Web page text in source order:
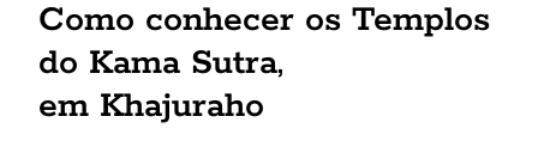
Como conhecer os Templos
do Kama Sutra,
em Khajuraho